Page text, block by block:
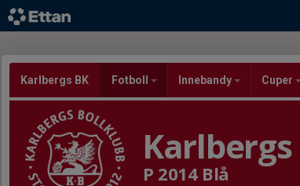
Karlbergs BK Fotboll Innebandy Cuper
Karlbergs
P 2014 Blå